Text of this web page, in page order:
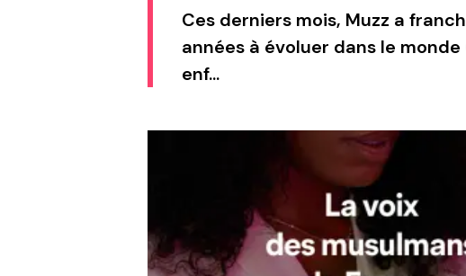
Ces derniers mois, Muzz a
années à évoluer dans le
enf...